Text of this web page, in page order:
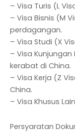
– Visa Turis (L
– Visa Bisnis (M
perdagangan.
– Visa Studi (X
– Visa
kerabat di China.
– Visa Kerja (Z
China.
– Visa Khusus
Persyaratan